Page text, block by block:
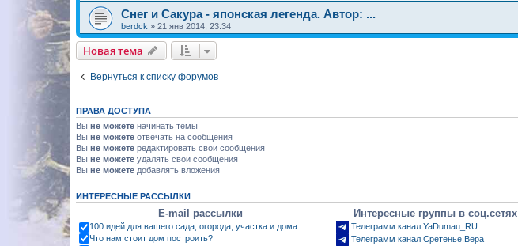
Снег и Сакyра - японская легенда. Автор: ...
berdck » 21 янв 2014, 23:34
Новая тема
Вернуться к списку форумов
ПРАВА ДОСТУПА
Вы не можете начинать темы
Вы не можете отвечать на сообщения
Вы не можете редактировать свои сообщения
Вы не можете удалять свои сообщения
Вы не можете добавлять вложения
ИНТЕРЕСНЫЕ РАССЫЛКИ
E-mail рассылки
100 идей для вашего сада, огорода, участка и дома
Что нам стоит дом построить?
Интересные группы в соц.сетях
Телеграмм канал YaDumau_RU
Телеграмм канал Сретенье.Вера